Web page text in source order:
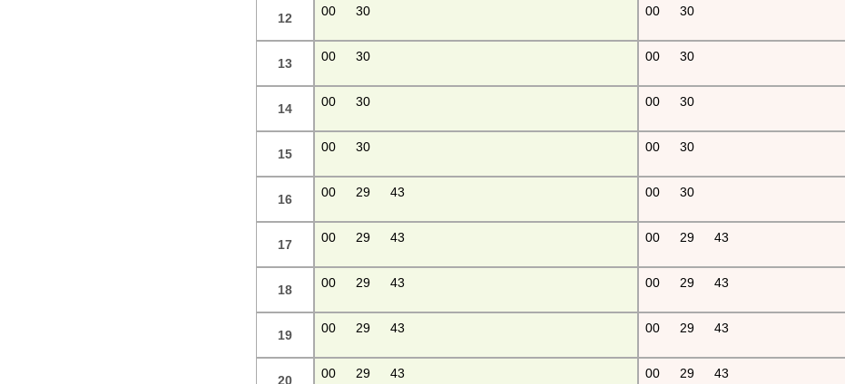
12 00 30 00 30
13 00 30 00 30
14 00 30 00 30
15 00 30 00 30
16 00 29 43 00 30
17 00 29 43 00 29 43
18 00 29 43 00 29 43
19 00 29 43 00 29 43
20 00 29 43 00 29 43